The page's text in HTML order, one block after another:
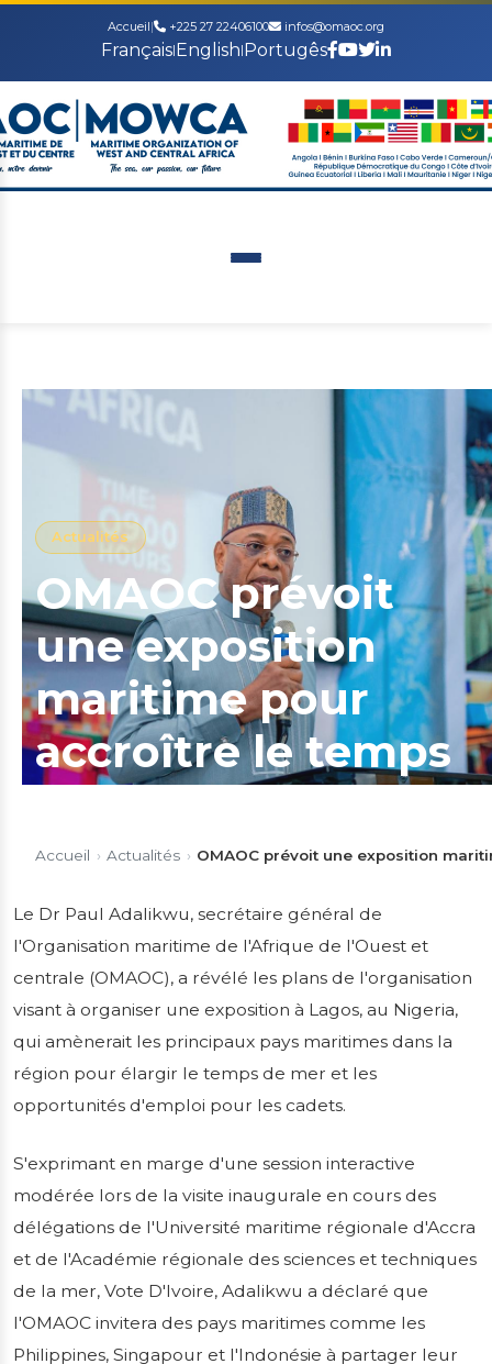
Accueil| +225 27 22406100 infos@omaoc.org
Français|English|Portugês
Actualités
OMAOC prévoit
une exposition
maritime pour
accroître le temps
les possibilités
d'emploi pour les
cadets
Le Dr Paul Adalikwu, secrétaire général de
l'Organisation maritime de l'Afrique de
l'Ouest et centrale (OMAOC), a révélé les
plans de l'organisation visant à organiser
amènerait les principa...
Publié le 06/05/2026 2 min de lecture
Accueil › Actualités › OMAOC prévoit une exposition
Le Dr Paul Adalikwu, secrétaire général de
l'Organisation maritime de l'Afrique de l'Ouest et
centrale (OMAOC), a révélé les plans de l'organisation
visant à organiser une exposition à Lagos, au Nigeria,
qui amènerait les principaux pays maritimes dans la
région pour élargir le temps de mer et les
opportunités d'emploi pour les cadets.
S'exprimant en marge d'une session interactive
modérée lors de la visite inaugurale en cours des
délégations de l'Université maritime régionale d'Accra
et de l'Académie régionale des sciences et techniques
de la mer, Vote D'Ivoire, Adalikwu a déclaré que
l'OMAOC invitera des pays maritimes comme les
Philippines, Singapour et l'Indonésie à partager leur